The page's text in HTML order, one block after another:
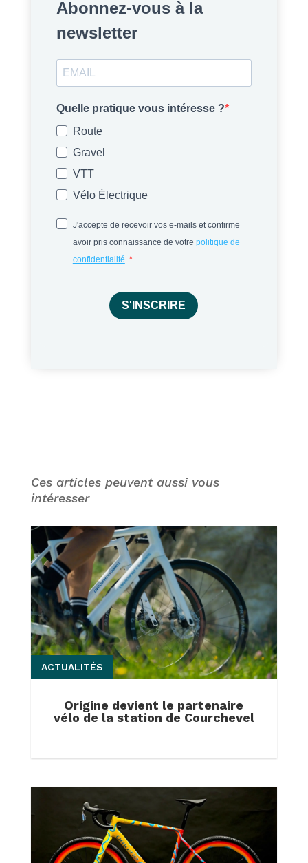
Abonnez-vous à la
newsletter
Quelle pratique vous intéresse ?
Route
Gravel
VTT
Vélo Électrique
J'accepte de recevoir vos e-mails et confirme
avoir pris connaissance de votre politique de
confidentialité.
S'INSCRIRE
Ces articles peuvent aussi vous
intéresser
Origine devient le partenaire
vélo de la station de Courchevel
ACTUALITÉS